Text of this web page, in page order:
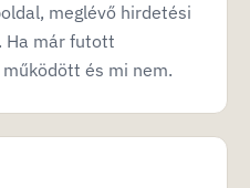
meglévő hirdetési
Ha már futott
és mi nem.